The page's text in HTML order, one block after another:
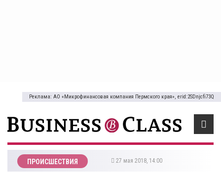
Реклама: АО «Микрофинансовая компания Пермского края», erid:2SDnjcfi73Q
ПРОИСШЕСТВИЯ 27 мая 2018, 14:00